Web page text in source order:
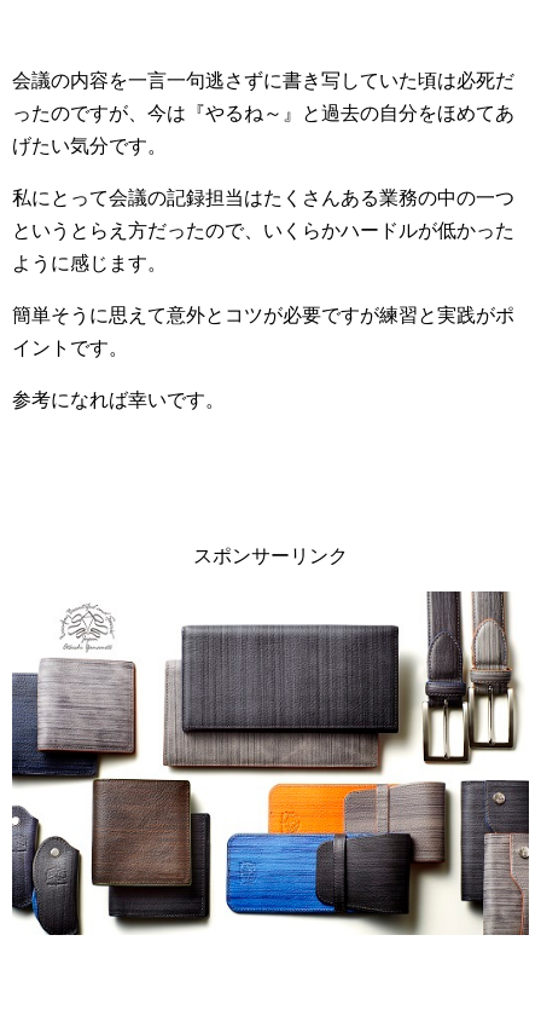
会議の内容を一言一句逃さずに書き写していた頃は必死だ
ったのですが、今は『やるね～』と過去の自分をほめてあ
げたい気分です。
私にとって会議の記録担当はたくさんある業務の中の一つ
というとらえ方だったので、いくらかハードルが低かった
ように感じます。
簡単そうに思えて意外とコツが必要ですが練習と実践がポ
イントです。
参考になれば幸いです。
スポンサーリンク